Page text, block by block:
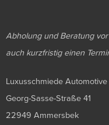
Abholung und Beratung
auch kurzfristig einen
Luxusschmiede Automotive
Georg-Sasse-Straße 41
22949 Ammersbek